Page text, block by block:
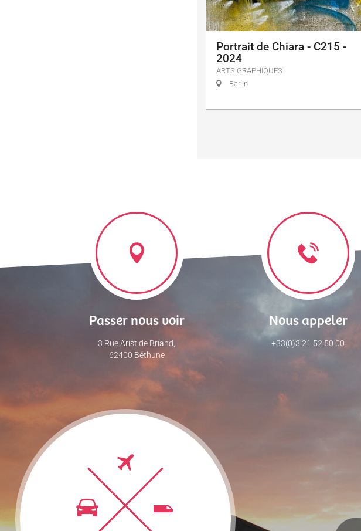
Portrait de Chiara - C215 -
2024
ARTS GRAPHIQUES
Barlin
Passer nous voir
3 Rue Aristide Briand,
62400 Béthune
Nous appeler
+33(0)3 21 52 50 00